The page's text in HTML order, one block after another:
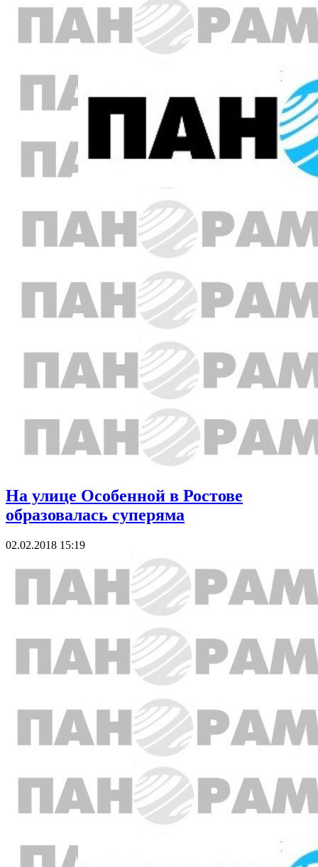
На улице Особенной в Ростове
образовалась суперяма
02.02.2018 15:19